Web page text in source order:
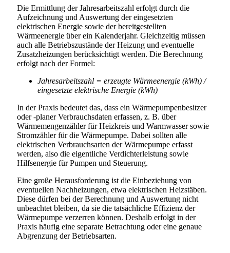
Die Ermittlung der Jahresarbeitszahl erfolgt durch die
Aufzeichnung und Auswertung der eingesetzten
elektrischen Energie sowie der bereitgestellten
Wärmeenergie über ein Kalenderjahr. Gleichzeitig müssen
auch alle Betriebszustände der Heizung und eventuelle
Zusatzheizungen berücksichtigt werden. Die Berechnung
erfolgt nach der Formel:
Jahresarbeitszahl = erzeugte Wärmeenergie (kWh) /
eingesetzte elektrische Energie (kWh)
In der Praxis bedeutet das, dass ein Wärmepumpenbesitzer
oder -planer Verbrauchsdaten erfassen, z. B. über
Wärmemengenzähler für Heizkreis und Warmwasser sowie
Stromzähler für die Wärmepumpe. Dabei sollten alle
elektrischen Verbrauchsarten der Wärmepumpe erfasst
werden, also die eigentliche Verdichterleistung sowie
Hilfsenergie für Pumpen und Steuerung.
Eine große Herausforderung ist die Einbeziehung von
eventuellen Nachheizungen, etwa elektrischen Heizstäben.
Diese dürfen bei der Berechnung und Auswertung nicht
unbeachtet bleiben, da sie die tatsächliche Effizienz der
Wärmepumpe verzerren können. Deshalb erfolgt in der
Praxis häufig eine separate Betrachtung oder eine genaue
Abgrenzung der Betriebsarten.